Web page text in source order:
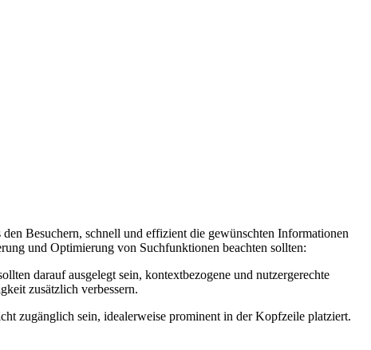
Besuchern, schnell und effizient die gewünschten Informationen
und Optimierung von Suchfunktionen beachten sollten:
darauf ausgelegt sein, kontextbezogene und nutzergerechte
zusätzlich verbessern.
zugänglich sein, idealerweise prominent in der Kopfzeile platziert.